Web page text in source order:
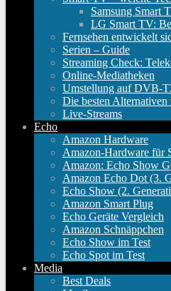
Samsung Smart
LG Smart TV:
Fernsehen entwickelt
Serien – Guide
Streaming Check:
Online-Mediatheken
Umstellung auf DVB-
Die besten
Live-Streams
Echo
Amazon Hardware
Amazon-Hardware für
Amazon: Echo Show
Amazon Echo Dot (3.
Echo Show (2.
Amazon Smart Plug
Echo Geräte Vergleich
Amazon Schnäppchen
Echo Show im Test
Echo Spot im Test
Media
Best Deals